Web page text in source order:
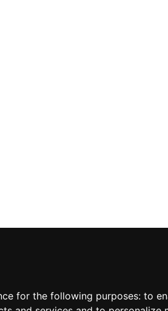
for the following purposes: to